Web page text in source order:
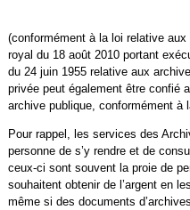
(conformément à la loi relative
royal du 18 août 2010 portant
du 24 juin 1955 relative aux
privée peut également être confié
archive publique, conformément à
Pour rappel, les services des
personne de s’y rendre et de
ceux-ci sont souvent la proie de
souhaitent obtenir de l’argent en
même si des documents